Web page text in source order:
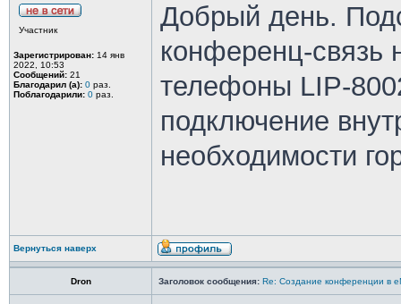
Участник
Зарегистрирован: 14 янв
2022, 10:53
Сообщений: 21
Благодарил (а): 0 раз.
Поблагодарили: 0 раз.
Добрый день.
конференц-связь
телефоны LIP-
подключение
необходимости
Вернуться наверх
Dron Заголовок сообщения: Re: Создание конференции в